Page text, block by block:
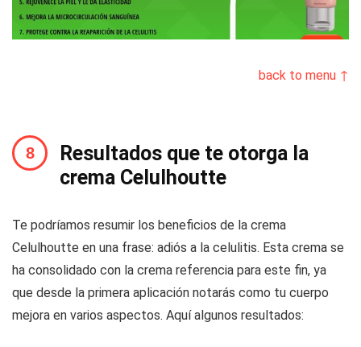
back to menu ↑
Resultados que te otorga la
crema Celulhoutte
Te podríamos resumir los beneficios de la crema
Celulhoutte en una frase: adiós a la celulitis. Esta crema se
ha consolidado con la crema referencia para este fin, ya
que desde la primera aplicación notarás como tu cuerpo
mejora en varios aspectos. Aquí algunos resultados: